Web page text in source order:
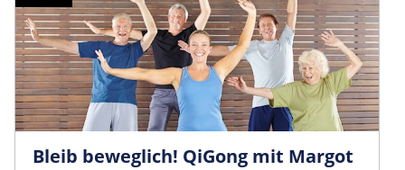
Bleib beweglich! QiGong mit Margot